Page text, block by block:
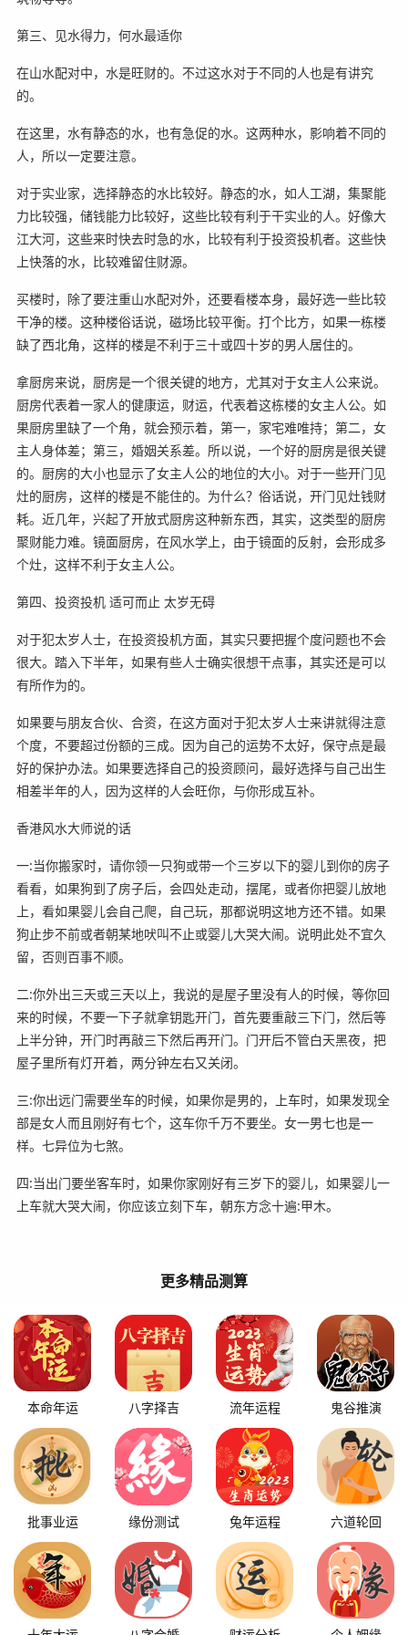
第三、见水得力，何水最适你
在山水配对中，水是旺财的。不过这水对于不同的人也是有讲究
的。
在这里，水有静态的水，也有急促的水。这两种水，影响着不同的
人，所以一定要注意。
对于实业家，选择静态的水比较好。静态的水，如人工湖，集聚能
力比较强，储钱能力比较好，这些比较有利于干实业的人。好像大
江大河，这些来时快去时急的水，比较有利于投资投机者。这些快
上快落的水，比较难留住财源。
买楼时，除了要注重山水配对外，还要看楼本身，最好选一些比较
干净的楼。这种楼俗话说，磁场比较平衡。打个比方，如果一栋楼
缺了西北角，这样的楼是不利于三十或四十岁的男人居住的。
拿厨房来说，厨房是一个很关键的地方，尤其对于女主人公来说。
厨房代表着一家人的健康运，财运，代表着这栋楼的女主人公。如
果厨房里缺了一个角，就会预示着，第一，家宅难唯持；第二，女
主人身体差；第三，婚姻关系差。所以说，一个好的厨房是很关键
的。厨房的大小也显示了女主人公的地位的大小。对于一些开门见
灶的厨房，这样的楼是不能住的。为什么？俗话说，开门见灶钱财
耗。近几年，兴起了开放式厨房这种新东西，其实，这类型的厨房
聚财能力难。镜面厨房，在风水学上，由于镜面的反射，会形成多
个灶，这样不利于女主人公。
第四、投资投机 适可而止 太岁无碍
对于犯太岁人士，在投资投机方面，其实只要把握个度问题也不会
很大。踏入下半年，如果有些人士确实很想干点事，其实还是可以
有所作为的。
如果要与朋友合伙、合资，在这方面对于犯太岁人士来讲就得注意
个度，不要超过份额的三成。因为自己的运势不太好，保守点是最
好的保护办法。如果要选择自己的投资顾问，最好选择与自己出生
相差半年的人，因为这样的人会旺你，与你形成互补。
香港风水大师说的话
一:当你搬家时，请你领一只狗或带一个三岁以下的婴儿到你的房子
看看，如果狗到了房子后，会四处走动，摆尾，或者你把婴儿放地
上，看如果婴儿会自己爬，自己玩，那都说明这地方还不错。如果
狗止步不前或者朝某地吠叫不止或婴儿大哭大闹。说明此处不宜久
留，否则百事不顺。
二:你外出三天或三天以上，我说的是屋子里没有人的时候，等你回
来的时候，不要一下子就拿钥匙开门，首先要重敲三下门，然后等
上半分钟，开门时再敲三下然后再开门。门开后不管白天黑夜，把
屋子里所有灯开着，两分钟左右又关闭。
三:你出远门需要坐车的时候，如果你是男的，上车时，如果发现全
部是女人而且刚好有七个，这车你千万不要坐。女一男七也是一
样。七异位为七煞。
四:当出门要坐客车时，如果你家刚好有三岁下的婴儿，如果婴儿一
上车就大哭大闹，你应该立刻下车，朝东方念十遍:甲木。
更多精品测算
本命年运 八字择吉 流年运程 鬼谷推演
批事业运 缘份测试 兔年运程 六道轮回